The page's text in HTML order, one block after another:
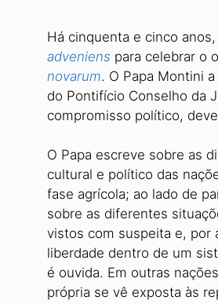
Há cinquenta e cinco
adveniens para celebrar o
novarum. O Papa Montini
do Pontifício Conselho da
compromisso político,
O Papa escreve sobre as
cultural e político das
fase agrícola; ao lado de
sobre as diferentes
vistos com suspeita e, por
liberdade dentro de um
é ouvida. Em outras
própria se vê exposta às